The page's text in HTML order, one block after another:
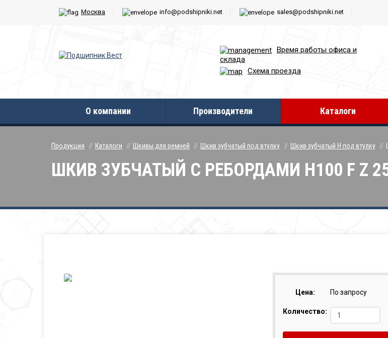
Москва info@podshipniki.net sales@podshipniki.net
Время работы офиcа и
склада
Схема проезда
О компании Производители Каталоги
Продукция Каталоги Шкивы для ремней Шкив зубчатый под втулку Шкив зубчатый H под втулку
ШКИВ ЗУБЧАТЫЙ С РЕБОРДАМИ H100 F Z 25
Цена: По запросу
Количество: